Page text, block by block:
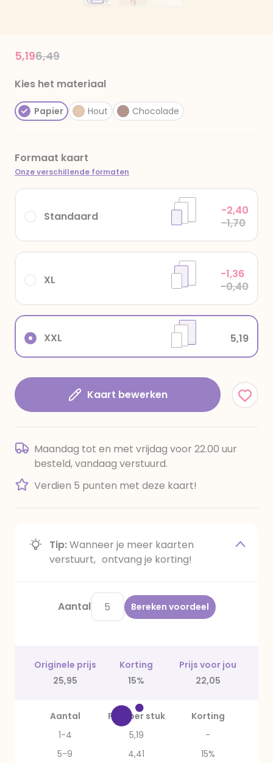
Price reduced from
6,49to
5,19
Kies het materiaal
Papier Hout Chocolade
Formaat kaart
Onze verschillende formaten
XXL 5,19
XL
-1,36
-0,40
Standaard
-2,40
-1,70
Kaart bewerken
Maandag tot en met vrijdag voor 22.00 uur
besteld, vandaag verstuurd.
Verdien 5 punten met deze kaart!
Tip:Wanneer je meer kaarten
verstuurt, ontvang je korting!
Aantal Bereken voordeel
Originele prijs Korting
Prijs voor jou
25,95
15% 22,05
Aantal Prijs per stuk
Korting
1-4
5,19
-
5-9
4,41
15%